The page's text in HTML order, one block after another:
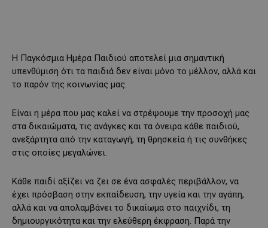
Η Παγκόσμια Ημέρα Παιδιού αποτελεί μια σημαντική
υπενθύμιση ότι τα παιδιά δεν είναι μόνο το μέλλον, αλλά και
το παρόν της κοινωνίας μας.
Είναι η μέρα που μας καλεί να στρέψουμε την προσοχή μας
στα δικαιώματα, τις ανάγκες και τα όνειρα κάθε παιδιού,
ανεξάρτητα από την καταγωγή, τη θρησκεία ή τις συνθήκες
στις οποίες μεγαλώνει.
Κάθε παιδί αξίζει να ζει σε ένα ασφαλές περιβάλλον, να
έχει πρόσβαση στην εκπαίδευση, την υγεία και την αγάπη,
αλλά και να απολαμβάνει το δικαίωμα στο παιχνίδι, τη
δημιουργικότητα και την ελεύθερη έκφραση. Παρά την